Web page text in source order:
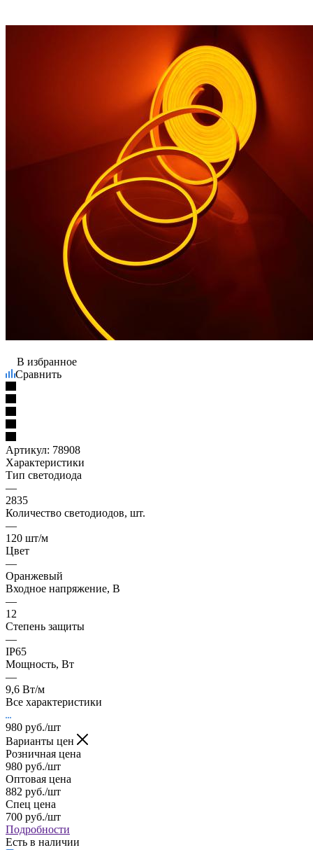
В избранное
Сравнить
Артикул: 78908
Характеристики
Тип светодиода
—
2835
Количество светодиодов, шт.
—
120 шт/м
Цвет
—
Оранжевый
Входное напряжение, В
—
12
Степень защиты
—
IP65
Мощность, Вт
—
9,6 Вт/м
Все характеристики
980 руб./шт
Варианты цен
Розничная цена
980 руб./шт
Оптовая цена
882 руб./шт
Спец цена
700 руб./шт
Подробности
Есть в наличии